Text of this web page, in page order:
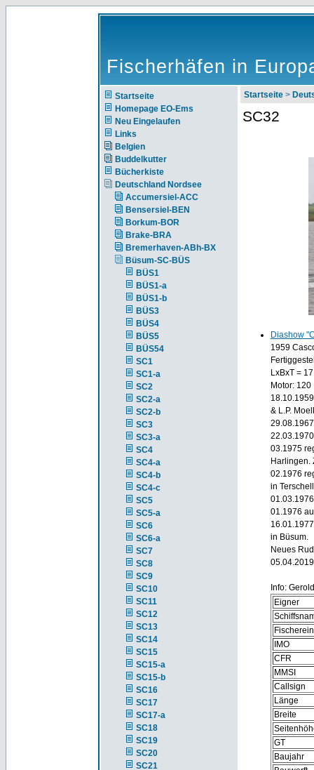
Fischerhäfen in
Startseite
Homepage EO-Ems
Neu Eingelaufen
Links
Belgien
Buddelkutter
Bücherkiste
Deutschland Nordsee
Accumersiel-ACC
Bensersiel-BEN
Borkum-BOR
Brake-BRA
Bremerhaven-ABh-BX
Büsum-SC-BÜS
BÜS1
BÜS1-a
BÜS1-b
BÜS3
BÜS4
BÜS5
BÜS54
SC1
SC1-a
SC2
SC2-a
SC2-b
SC3
SC3-a
SC4
SC4-a
SC4-b
SC4-c
SC5
SC5-a
SC6
SC6-a
SC7
SC8
SC9
SC10
SC11
SC12
SC13
SC14
SC15
SC15-a
SC15-b
SC16
SC17
SC17-a
SC18
SC19
SC20
SC21
Startseite >
SC32
Diashow
1959
LxBxT =
Motor:
& L.P.
03.1975
Harlingen.
02.1976
in
01.1976
in Büsum.
Neues
Info:
Eigner
IMO
CFR
MMSI
Callsign
Länge
Breite
GT
Baujahr